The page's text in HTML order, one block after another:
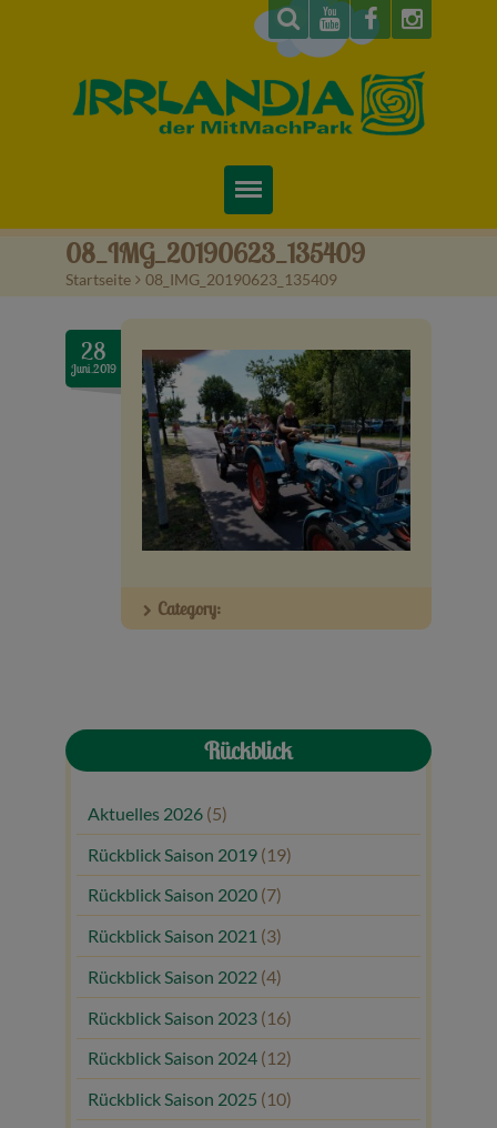
Startseite
Über uns
Preise & Infos
Tickets
Attraktionen
Videos
Veranstaltungen
Baumpaten
08_IMG_20190623_135409
Startseite > 08_IMG_20190623_135409
28
Juni.2019
Category:
Rückblick
Aktuelles 2026 (5)
Rückblick Saison 2019 (19)
Rückblick Saison 2020 (7)
Rückblick Saison 2021 (3)
Rückblick Saison 2022 (4)
Rückblick Saison 2023 (16)
Rückblick Saison 2024 (12)
Rückblick Saison 2025 (10)